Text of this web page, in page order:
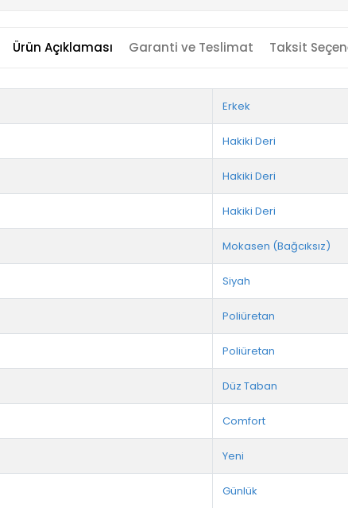
Ürün Açıklaması Garanti ve Teslimat Taksit
Erkek
Hakiki Deri
Hakiki Deri
Hakiki Deri
Mokasen (Bağcıksız)
Siyah
Poliüretan
Poliüretan
Düz Taban
Comfort
Yeni
Günlük